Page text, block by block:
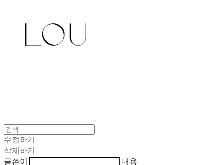
수정하기
삭제하기
글쓴이
내용